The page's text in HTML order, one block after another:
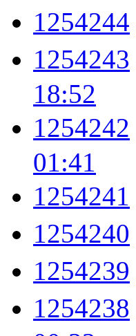
1254244
1254243
18:52
1254242
01:41
1254241
1254240
1254239
1254238